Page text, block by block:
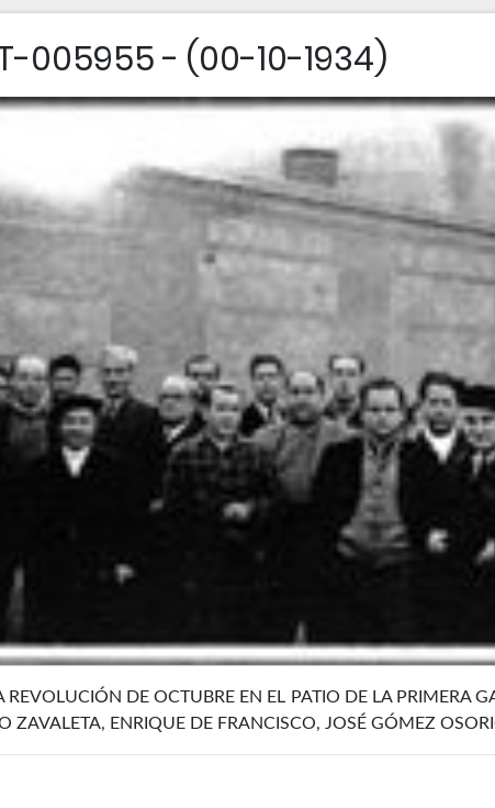
005955 - (00-10-1934)
REVOLUCIÓN DE OCTUBRE EN EL PATIO DE LA PRIMERA
ZAVALETA, ENRIQUE DE FRANCISCO, JOSÉ GÓMEZ